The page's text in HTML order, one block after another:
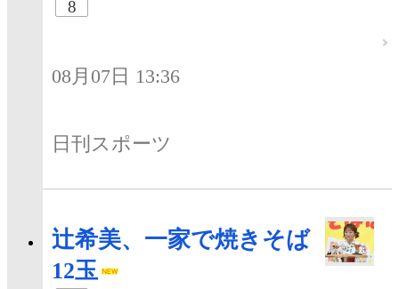
8
08月07日 13:36
日刊スポーツ
辻希美、一家で焼きそば
12玉